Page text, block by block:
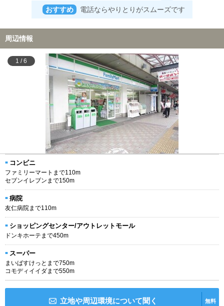
おすすめ 電話ならやりとりがスムーズです
周辺情報
1 /6
コンビニ
ファミリーマートまで110m
セブンイレブンまで150m
病院
友仁病院まで110m
ショッピングセンター/アウトレットモール
ドンキホーテまで450m
スーパー
まいばすけっとまで750m
コモディイイダまで550m
立地や周辺環境について聞く 無料